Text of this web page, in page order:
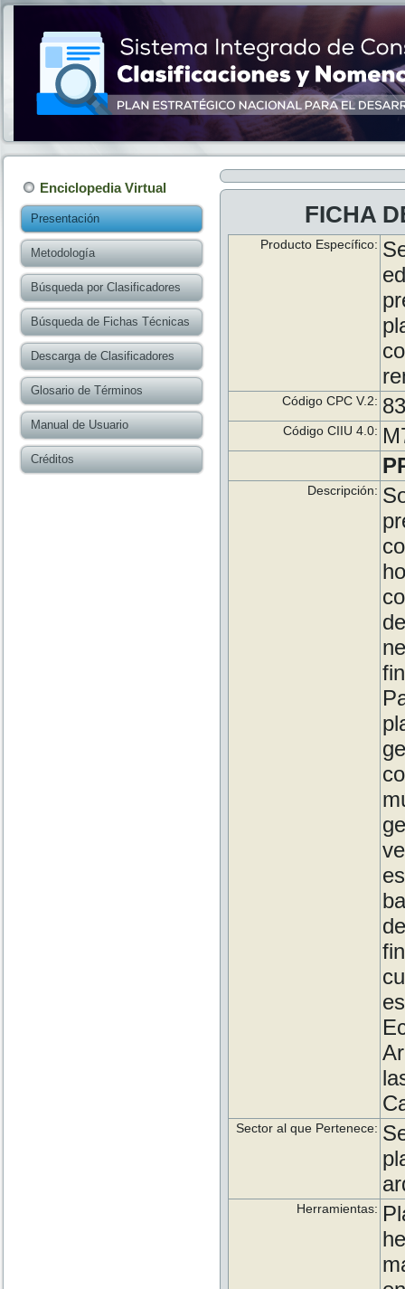
Enciclopedia Virtual
Presentación
Metodología
Búsqueda por Clasificadores
Búsqueda de Fichas Técnicas
Descarga de Clasificadores
Glosario de Términos
Manual de Usuario
Créditos
FICHA
Producto Específico:
Código CPC V.2:
Código CIIU 4.0:
Descripción:
Sector al que Pertenece:
Herramientas: